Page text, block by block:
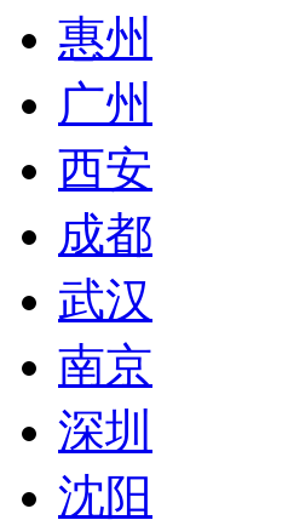
惠州
广州
西安
成都
武汉
南京
深圳
沈阳